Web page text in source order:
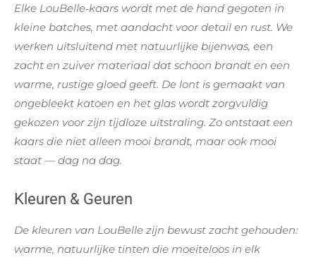
Elke LouBelle‑kaars wordt met de hand gegoten in
kleine batches, met aandacht voor detail en rust. We
werken uitsluitend met natuurlijke bijenwas, een
zacht en zuiver materiaal dat schoon brandt en een
warme, rustige gloed geeft. De lont is gemaakt van
ongebleekt katoen en het glas wordt zorgvuldig
gekozen voor zijn tijdloze uitstraling. Zo ontstaat een
kaars die niet alleen mooi brandt, maar ook mooi
staat — dag na dag.
Kleuren & Geuren
De kleuren van LouBelle zijn bewust zacht gehouden:
warme, natuurlijke tinten die moeiteloos in elk